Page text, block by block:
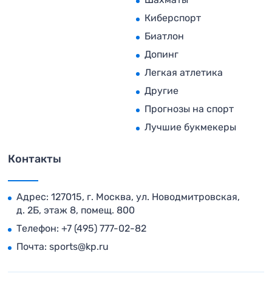
Киберспорт
Биатлон
Допинг
Легкая атлетика
Другие
Прогнозы на спорт
Лучшие букмекеры
Контакты
Адрес: 127015, г. Москва, ул. Новодмитровская,
д. 2Б, этаж 8, помещ. 800
Телефон: +7 (495) 777-02-82
Почта: sports@kp.ru